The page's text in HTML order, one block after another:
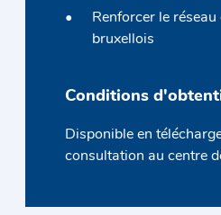
Renforcer le réseau
bruxellois
Conditions
Disponible en
consultation au centre